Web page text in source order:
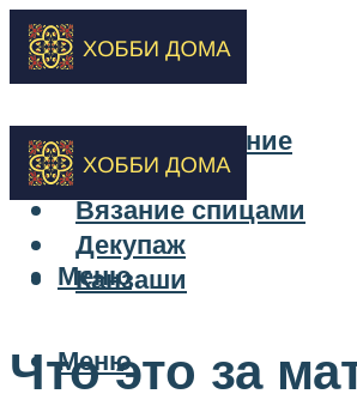
Бисероплетение
Вышивка
Вязание спицами
Декупаж
Канзаши
Меню
Меню
Что это за